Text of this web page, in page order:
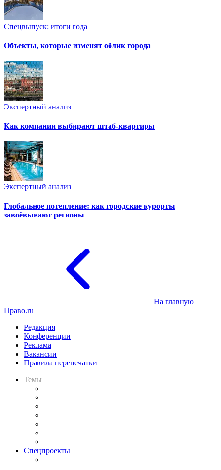
Спецвыпуск: итоги года
Объекты, которые изменят облик города
Экспертный анализ
Как компании выбирают штаб-квартиры
Экспертный анализ
Глобальное потепление: как городские курорты
завоёвывают регионы
На главную
Право.ru
Редакция
Конференции
Реклама
Вакансии
Правила перепечатки
Темы
Спецпроекты